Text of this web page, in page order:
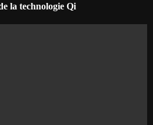
la technologie Qi